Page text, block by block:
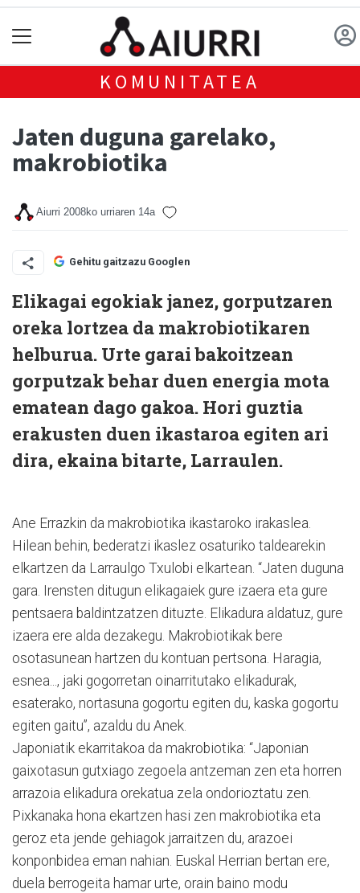
KOMUNITATEA
Jaten duguna garelako,
makrobiotika
Aiurri 2008ko urriaren 14a
Gehitu gaitzazu Googlen
Elikagai egokiak janez, gorputzaren
oreka lortzea da makrobiotikaren
helburua. Urte garai bakoitzean
gorputzak behar duen energia mota
ematean dago gakoa. Hori guztia
erakusten duen ikastaroa egiten ari
dira, ekaina bitarte, Larraulen.
Ane Errazkin da makrobiotika ikastaroko irakaslea.
Hilean behin, bederatzi ikaslez osaturiko taldearekin
elkartzen da Larraulgo Txulobi elkartean. “Jaten duguna
gara. Irensten ditugun elikagaiek gure izaera eta gure
pentsaera baldintzatzen dituzte. Elikadura aldatuz, gure
izaera ere alda dezakegu. Makrobiotikak bere
osotasunean hartzen du kontuan pertsona. Haragia,
esnea..., jaki gogorretan oinarritutako elikadurak,
esaterako, nortasuna gogortu egiten du, kaska gogortu
egiten gaitu”, azaldu du Anek.
Japoniatik ekarritakoa da makrobiotika: “Japonian
gaixotasun gutxiago zegoela antzeman zen eta horren
arrazoia elikadura orekatua zela ondorioztatu zen.
Pixkanaka hona ekartzen hasi zen makrobiotika eta
geroz eta jende gehiagok jarraitzen du, arazoei
konponbidea eman nahian. Euskal Herrian bertan ere,
duela berrogeita hamar urte, orain baino modu